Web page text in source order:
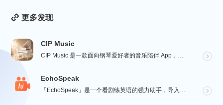
更多发现
CIP Music
CIP Music 是一款面向钢琴爱好者的音乐陪伴 App，收录热门影视、动漫、游戏与最新 K-PO...
EchoSpeak
「EchoSpeak」是一个看剧练英语的强力助手，导入一个没有字幕的英语视频，可生成字幕，自动分词与...